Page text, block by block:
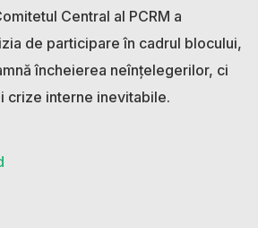
Central al PCRM a
de participare în cadrul blocului,
încheierea neînțelegerilor, ci
crize interne inevitabile.